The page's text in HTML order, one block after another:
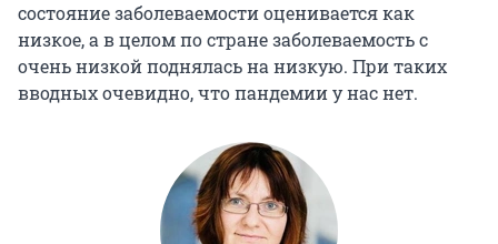
состояние заболеваемости оценивается как
низкое, а в целом по стране заболеваемость с
очень низкой поднялась на низкую. При таких
вводных очевидно, что пандемии у нас нет.